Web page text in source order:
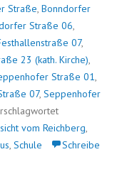
Straße, Bonndorfer
Straße 06,
07,
23 (kath. Kirche),
Straße 01,
07, Seppenhofer
vom Reichberg,
, Schule
Schreibe